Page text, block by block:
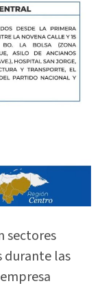
sectores
durante las